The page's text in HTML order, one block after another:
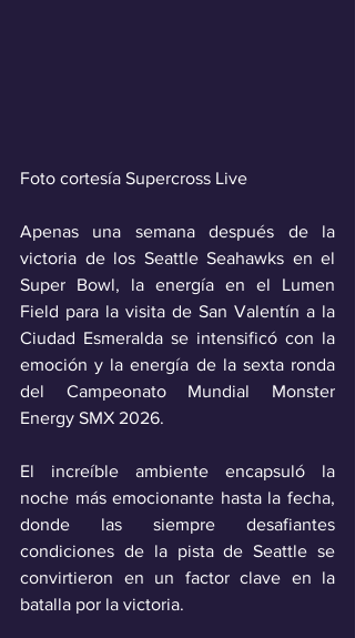
Foto cortesía Supercross Live
Apenas una semana después de la
victoria de los Seattle Seahawks en el
Super Bowl, la energía en el Lumen
Field para la visita de San Valentín a la
Ciudad Esmeralda se intensificó con la
emoción y la energía de la sexta ronda
del Campeonato Mundial Monster
Energy SMX 2026.
El increíble ambiente encapsuló la
noche más emocionante hasta la fecha,
donde las siempre desafiantes
condiciones de la pista de Seattle se
convirtieron en un factor clave en la
batalla por la victoria.